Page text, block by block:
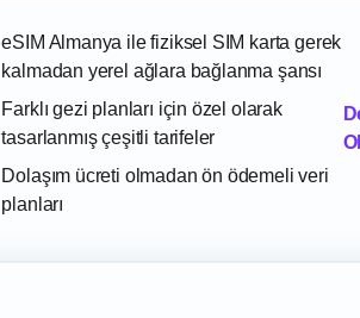
eSIM Almanya ile fiziksel SIM karta gerek
kalmadan yerel ağlara bağlanma şansı
Farklı gezi planları için özel olarak
tasarlanmış çeşitli tarifeler
Dolaşım ücreti olmadan ön ödemeli veri
planları